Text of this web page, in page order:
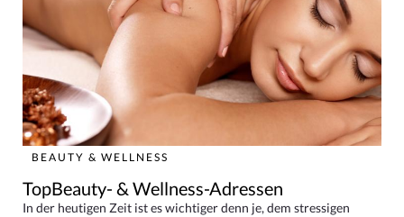
BEAUTY & WELLNESS
TopBeauty- & Wellness-Adressen
In der heutigen Zeit ist es wichtiger denn je, dem stressigen